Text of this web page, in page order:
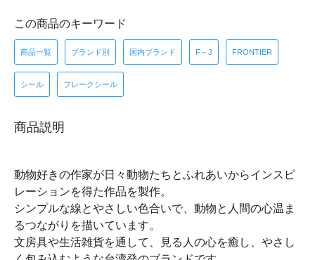
この商品のキーワード
商品一覧 ブランド別 国内ブランド F～J FRONTIER
シール フレークシール
商品説明
動物好きの作家が日々動物たちとふれあいからインスピ
レーションを得た作品を製作。
シンプルな線とやさしい色合いで、動物と人間の心温ま
るつながりを描いています。
文房具や生活雑貨を通して、見る人の心を癒し、やさし